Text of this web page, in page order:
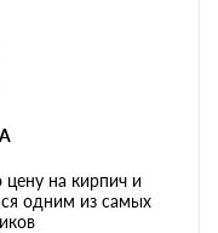
на кирпич и
одним из самых